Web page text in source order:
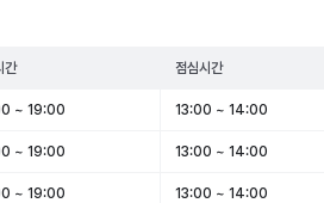
간 점심시간
~ 19:00 13:00 ~ 14:00
~ 19:00 13:00 ~ 14:00
~ 19:00 13:00 ~ 14:00